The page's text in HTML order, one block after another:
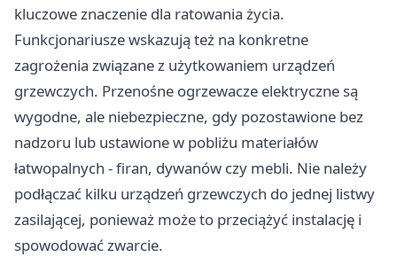
kluczowe znaczenie dla ratowania życia.
Funkcjonariusze wskazują też na konkretne
zagrożenia związane z użytkowaniem urządzeń
grzewczych. Przenośne ogrzewacze elektryczne są
wygodne, ale niebezpieczne, gdy pozostawione bez
nadzoru lub ustawione w pobliżu materiałów
łatwopalnych - firan, dywanów czy mebli. Nie należy
podłączać kilku urządzeń grzewczych do jednej listwy
zasilającej, ponieważ może to przeciążyć instalację i
spowodować zwarcie.